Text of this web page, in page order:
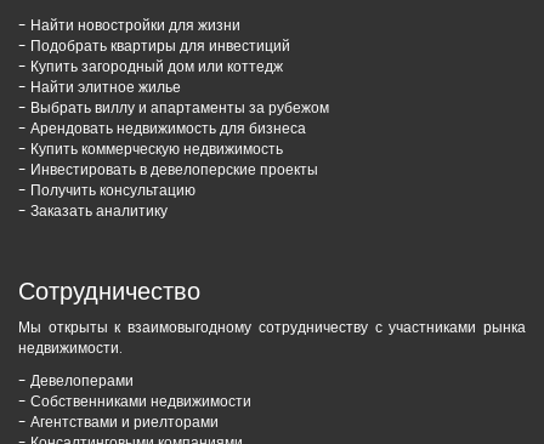
- Найти новостройки для жизни
- Подобрать квартиры для инвестиций
- Купить загородный дом или коттедж
- Найти элитное жилье
- Выбрать виллу и апартаменты за рубежом
- Арендовать недвижимость для бизнеса
- Купить коммерческую недвижимость
- Инвестировать в девелоперские проекты
- Получить консультацию
- Заказать аналитику
Сотрудничество
Мы открыты к взаимовыгодному сотрудничеству с участниками рынка
недвижимости.
- Девелоперами
- Собственниками недвижимости
- Агентствами и риелторами